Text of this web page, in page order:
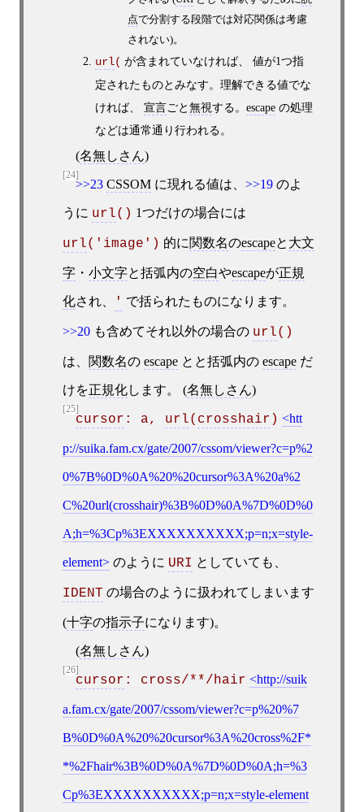
点で分割する段階では対応関係は考慮
されない)。
url( が含まれていなければ、 値が1つ指
定されたものとみなす。理解できる値でな
ければ、 宣言ごと無視する。 escapeの処理
などは通常通り行われる。
(名無しさん)
[24]
>>23 CSSOMに現れる値は、 >>19のよ
うに url() 1つだけの場合には
url('image') 的に関数名のescapeと 大文
字・ 小文字と括弧内の空白やescapeが正規
化され、 ' で括られたものになります。
>>20も含めてそれ以外の場合の url()
は、 関数名の escapeとと括弧内の escapeだ
けを正規化します。 (名無しさん)
[25]
cursor : a, url( crosshair ) htt
p://suika.fam.cx/gate/2007/cssom/viewer?c=p%2
0%7B%0D%0A%20%20cursor%3A%20a%2
C%20url(crosshair)%3B%0D%0A%7D%0D%0
A;h=%3Cp%3EXXXXXXXXXX;p=n;x=style-
element のように URI としていても、
IDENT の場合のように扱われてしまいます
(十字の指示子になります)。
(名無しさん)
[26]
cursor : cross/**/hair http://suik
a.fam.cx/gate/2007/cssom/viewer?c=p%20%7
B%0D%0A%20%20cursor%3A%20cross%2F*
*%2Fhair%3B%0D%0A%7D%0D%0A;h=%3
Cp%3EXXXXXXXXXX;p=n;x=style-element